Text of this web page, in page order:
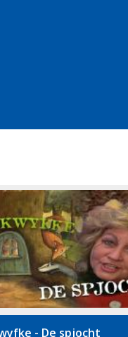
- De spjocht